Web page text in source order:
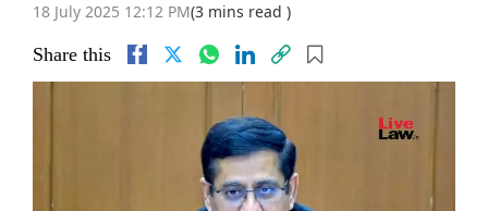
18 July 2025 12:12 PM(3 mins read )
Share this